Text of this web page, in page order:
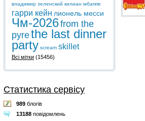
владимир зеленский килиан мбаппе
гарри кейн лионель месси
Чм-2026from the
pyrethe last dinner
party scream skillet
Всі мітки (15456)
Статистика сервісу
989 блогів
13188 повідомлень